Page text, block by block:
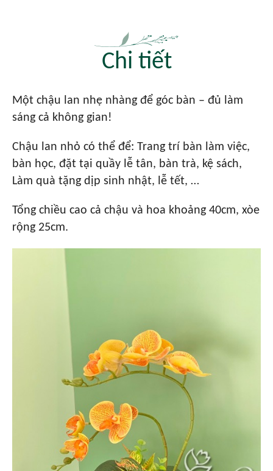
Chi tiết
Một chậu lan nhẹ nhàng để góc bàn – đủ làm
sáng cả không gian!
Chậu lan nhỏ có thể để: Trang trí bàn làm việc,
bàn học, đặt tại quầy lễ tân, bàn trà, kệ sách,
Làm quà tặng dịp sinh nhật, lễ tết, …
Tổng chiều cao cả chậu và hoa khoảng 40cm, xòe
rộng 25cm.